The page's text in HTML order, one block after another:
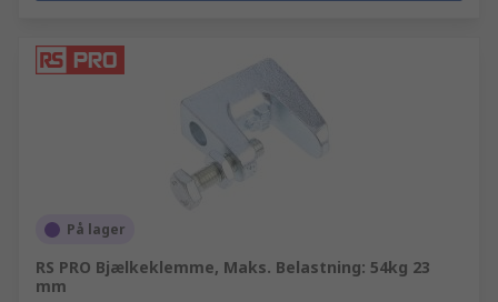
På lager
RS PRO Bjælkeklemme, Maks. Belastning: 54kg 23
mm